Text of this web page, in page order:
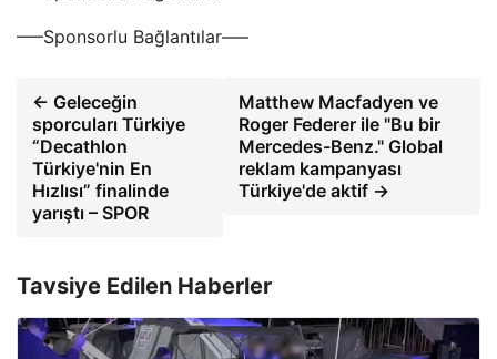
—–Sponsorlu Bağlantılar—–
← Geleceğin
sporcuları Türkiye
“Decathlon
Türkiye'nin En
Hızlısı” finalinde
yarıştı – SPOR
Matthew Macfadyen ve
Roger Federer ile "Bu bir
Mercedes-Benz." Global
reklam kampanyası
Türkiye'de aktif →
Tavsiye Edilen Haberler